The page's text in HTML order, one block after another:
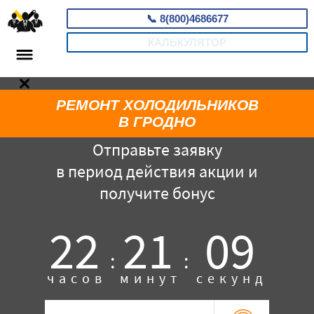
📞 8(800)4686677
КАЛЬКУЛЯТОР
Отправьте заявку
в период действия акции и
получите бонус
22 :
часов 21 :
минут 08
секунд
РЕМОНТ ХОЛОДИЛЬНИКОВ
В ГРОДНО